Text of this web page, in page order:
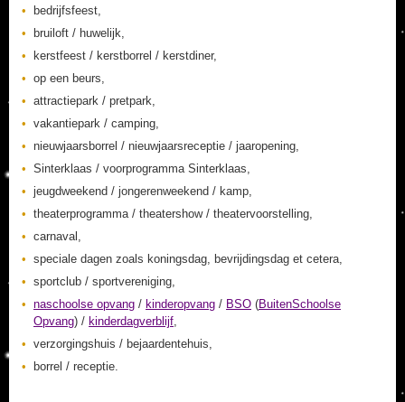
bedrijfsfeest,
bruiloft / huwelijk,
kerstfeest / kerstborrel / kerstdiner,
op een beurs,
attractiepark / pretpark,
vakantiepark / camping,
nieuwjaarsborrel / nieuwjaarsreceptie / jaaropening,
Sinterklaas / voorprogramma Sinterklaas,
jeugdweekend / jongerenweekend / kamp,
theaterprogramma / theatershow / theatervoorstelling,
carnaval,
speciale dagen zoals koningsdag, bevrijdingsdag et cetera,
sportclub / sportvereniging,
naschoolse opvang / kinderopvang / BSO (BuitenSchoolse
Opvang) / kinderdagverblijf,
verzorgingshuis / bejaardentehuis,
borrel / receptie.